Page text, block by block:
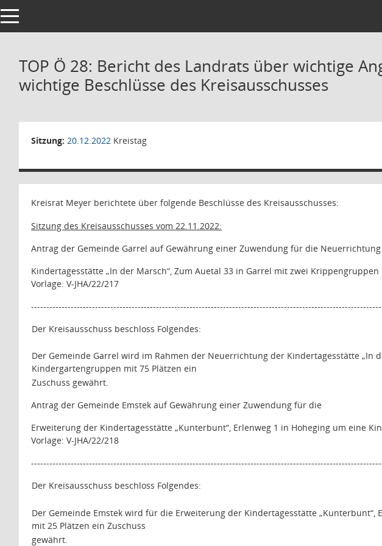
Toggle navigation
TOP Ö 28: Bericht des Landrats über wichtige
wichtige Beschlüsse des Kreisausschusses
Sitzung: 20.12.2022 Kreistag
Kreisrat Meyer berichtete über folgende Beschlüsse des Kreisausschusses:
Sitzung des Kreisausschusses vom 22.11.2022:
Antrag der Gemeinde Garrel auf Gewährung einer Zuwendung für die
Kindertagesstätte „In der Marsch“, Zum Auetal 33 in Garrel mit zwei
Vorlage: V-JHA/22/217
Der Kreisausschuss beschloss Folgendes:
Der Gemeinde Garrel wird im Rahmen der Neuerrichtung der Kindertagesstätte „In
Kindergartengruppen mit 75 Plätzen ein
Zuschuss gewährt.
Antrag der Gemeinde Emstek auf Gewährung einer Zuwendung für die
Erweiterung der Kindertagesstätte „Kunterbunt“, Erlenweg 1 in Hoheging um eine
Vorlage: V-JHA/22/218
Der Kreisausschuss beschloss Folgendes:
Der Gemeinde Emstek wird für die Erweiterung der Kindertagesstätte
mit 25 Plätzen ein Zuschuss
gewährt.